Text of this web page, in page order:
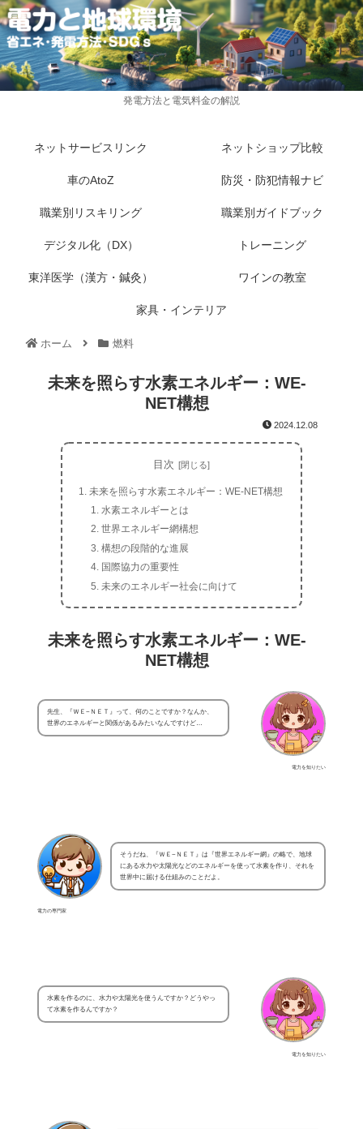
発電方法と電気料金の解説
ネットサービスリンク ネットショップ比較
車のAtoZ 防災・防犯情報ナビ
職業別リスキリング 職業別ガイドブック
デジタル化（DX） トレーニング
東洋医学（漢方・鍼灸） ワインの教室
家具・インテリア
ホーム 燃料
未来を照らす水素エネルギー：WE-
NET構想
2024.12.08
目次
未来を照らす水素エネルギー：WE-NET構想
水素エネルギーとは
世界エネルギー網構想
構想の段階的な進展
国際協力の重要性
未来のエネルギー社会に向けて
未来を照らす水素エネルギー：WE-
NET構想
電力を知りたい
先生、『ＷＥ−ＮＥＴ』って、何のことですか？なんか、
世界のエネルギーと関係があるみたいなんですけど…
電力の専門家
そうだね、『ＷＥ−ＮＥＴ』は『世界エネルギー網』の略で、地球
にある水力や太陽光などのエネルギーを使って水素を作り、それを
世界中に届ける仕組みのことだよ。
電力を知りたい
水素を作るのに、水力や太陽光を使うんですか？どうやっ
て水素を作るんですか？